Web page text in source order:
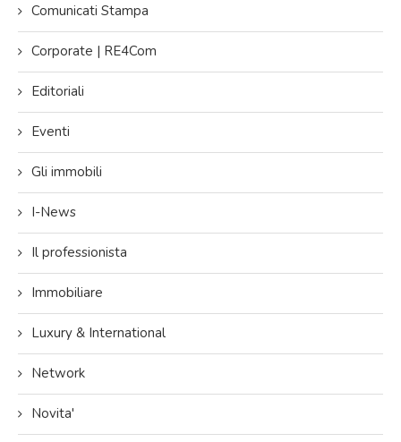
Comunicati Stampa
Corporate | RE4Com
Editoriali
Eventi
Gli immobili
I-News
Il professionista
Immobiliare
Luxury & International
Network
Novita'